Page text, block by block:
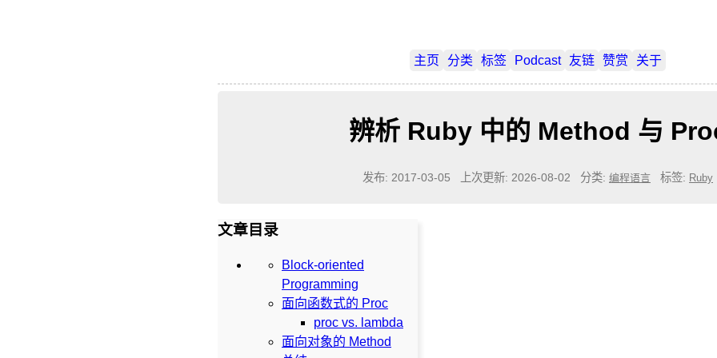
主页 分类 标签 Podcast 友链 赞赏 关于
辨析 Ruby 中的 Method 与
发布: 2017-03-05 上次更新: 2026-08-02 分类: 编程语言 标签: Ruby
文章目录
Block-oriented
Programming
面向函数式的 Proc
proc vs. lambda
面向对象的 Method